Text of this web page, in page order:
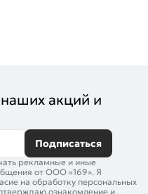
акций и
Подписаться
рекламные и иные
от ООО «169». Я
на обработку персональных
ознакомление и